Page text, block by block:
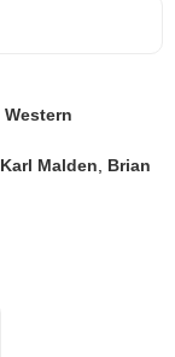
Western
Karl Malden
Brian